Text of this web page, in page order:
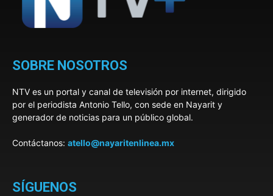
SOBRE NOSOTROS
NTV es un portal y canal de televisión por internet, dirigido
por el periodista Antonio Tello, con sede en Nayarit y
generador de noticias para un público global.
Contáctanos: atello@nayaritenlinea.mx
SÍGUENOS